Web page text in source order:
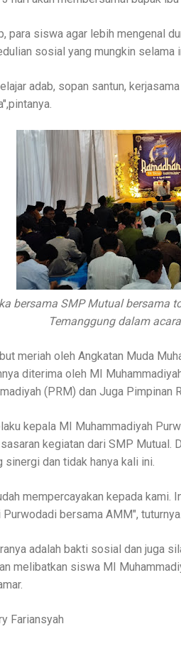
para siswa agar lebih mengenal
sosial yang mungkin selama
adab, sopan santun,
bersama SMP Mutual bersama
Temanggung dalam
meriah oleh Angkatan Muda
diterima oleh MI
(PRM) dan Juga Pimpinan
kepala MI Muhammadiyah
kegiatan dari SMP Mutual.
sinergi dan tidak hanya kali ini.
mempercayakan kepada kami.
bersama AMM", tuturnya.
adalah bakti sosial dan juga
melibatkan siswa MI
Fariansyah